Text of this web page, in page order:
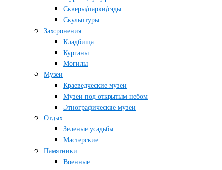
Скверы/парки/сады
Скульптуры
Захоронения
Кладбища
Курганы
Могилы
Музеи
Краеведческие музеи
Музеи под открытым небом
Этнографические музеи
Отдых
Зеленые усадьбы
Мастерские
Памятники
Военные